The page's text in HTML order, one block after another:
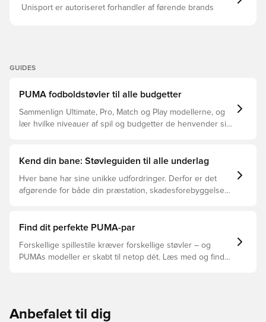
med mindst 20% genbrugsmaterialer som et skridt mod
Unisport er autoriseret forhandler af førende brands
GUIDES
PUMA fodboldstøvler til alle budgetter
Sammenlign Ultimate, Pro, Match og Play modellerne, og
lær hvilke niveauer af spil og budgetter de henvender sig
Kend din bane: Støvleguiden til alle underlag
Hver bane har sine unikke udfordringer. Derfor er det
afgørende for både din præstation, skadesforebyggelse
støvler der er det bedste valg til de forskellige typer
Find dit perfekte PUMA-par
Forskellige spillestile kræver forskellige støvler – og
PUMAs modeller er skabt til netop dét. Læs med og find
Anbefalet til dig